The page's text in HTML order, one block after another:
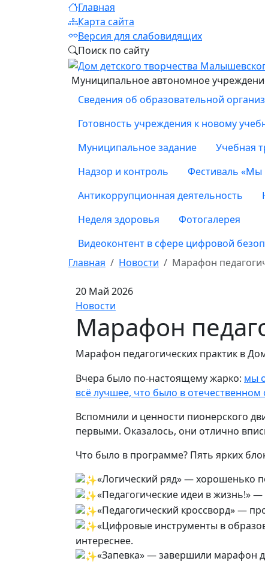
Главная
Карта сайта
Версия для слабовидящих
Поиск по сайту
Муниципальное автономное
Сведения об образовательной
Готовность учреждения к новому
Муниципальное задание
Учебная
Надзор и контроль
Фестиваль
Антикоррупционная деятельность
Неделя здоровья
Фотогалерея
Видеоконтент в сфере цифровой
Главная
Новости Марафон
20 Май 2026
Новости
Марафон
Марафон педагогических практик в
Вчера было по‑настоящему жарко: мы
всё лучшее, что было в отечественном
Вспомнили и ценности пионерского
первыми. Оказалось, они отлично
Что было в программе? Пять ярких
«Логический ряд» — хорошенько
«Педагогические идеи в жизнь!»
«Педагогический кроссворд» —
«Цифровые инструменты в
интереснее.
«Запевка» — завершили марафон